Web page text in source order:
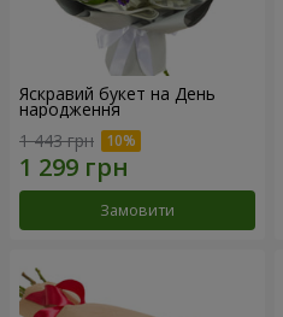
Яскравий букет на День
народження
1 443 грн
Замовити